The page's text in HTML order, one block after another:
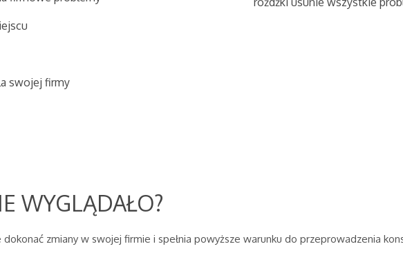
swojej firmy
WYGLĄDAŁO?
zmiany w swojej firmie i spełnia powyższe warunku do przeprowadzenia